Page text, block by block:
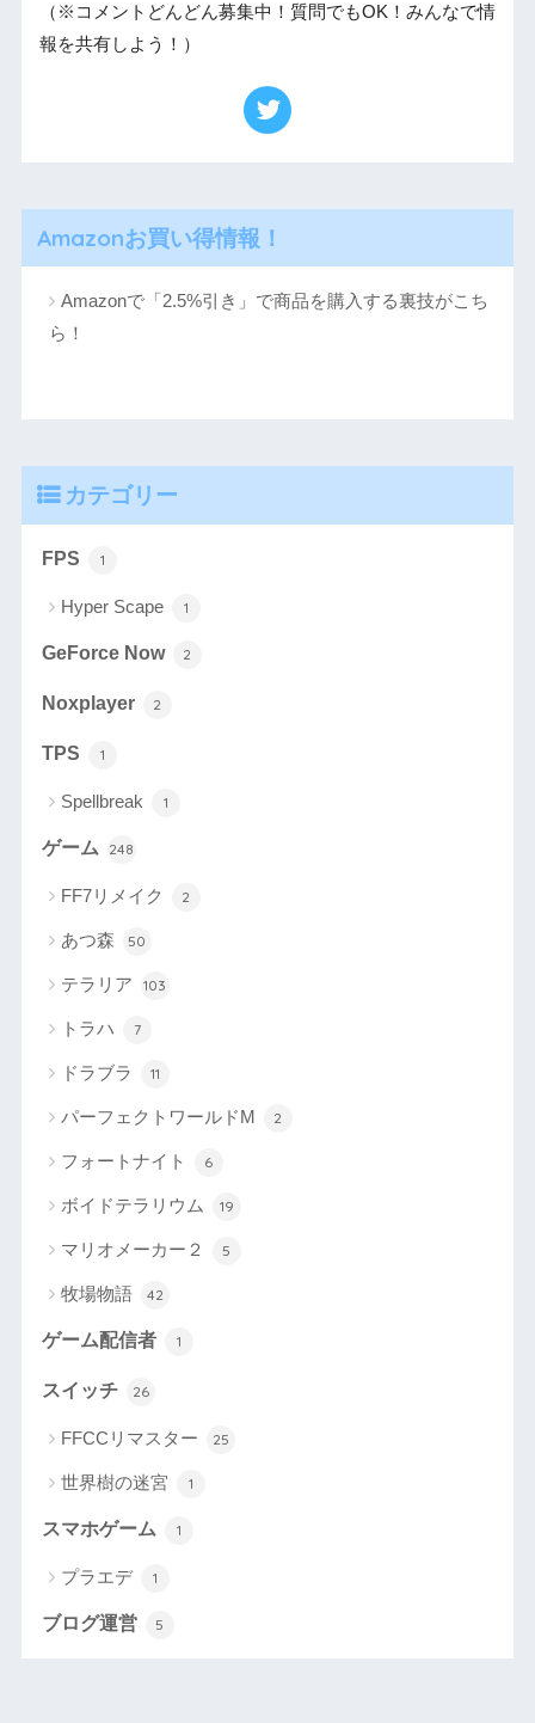
（※コメントどんどん募集中！質問でもOK！みんなで情
報を共有しよう！）
Amazonお買い得情報！
Amazonで「2.5%引き」で商品を購入する裏技がこち
ら！
カテゴリー
FPS 1
Hyper Scape 1
GeForce Now 2
Noxplayer 2
TPS 1
Spellbreak 1
ゲーム 248
FF7リメイク 2
あつ森 50
テラリア 103
トラハ 7
ドラブラ 11
パーフェクトワールドM 2
フォートナイト 6
ボイドテラリウム 19
マリオメーカー２ 5
牧場物語 42
ゲーム配信者 1
スイッチ 26
FFCCリマスター 25
世界樹の迷宮 1
スマホゲーム 1
プラエデ 1
ブログ運営 5